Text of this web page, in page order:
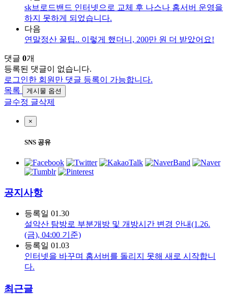
sk브로드밴드 인터넷으로 교체 후 나스나 홈서버 운영을
하지 못하게 되었습니다.
다음
연말정산 꿀팁.. 이렇게 했더니, 200만 원 더 받았어요!
댓글 0개
등록된 댓글이 없습니다.
로그인한 회원만 댓글 등록이 가능합니다.
목록
게시물 옵션
글수정 글삭제
×
SNS 공유
공지사항
등록일 01.30
설악산 탐방로 부분개방 및 개방시간 변경 안내(1.26.
(금), 04:00 기준)
등록일 01.03
인터넷을 바꾸며 홈서버를 돌리지 못해 새로 시작합니
다.
최근글